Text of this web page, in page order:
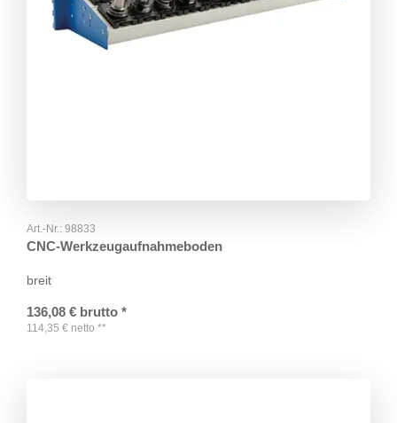
Art.-Nr.: 98833
CNC-Werkzeugaufnahmeboden
breit
136,08 € brutto *
114,35 € netto **